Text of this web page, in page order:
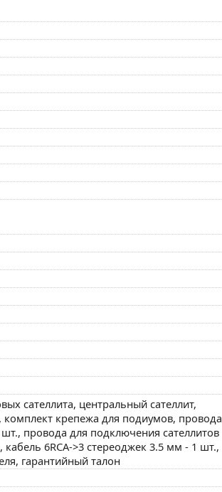
сателлита, центральный сателлит,
крепежа для подиумов, провода
провода для подключения сателлитов
6RCA->3 стереоджек 3.5 мм - 1 шт.,
гарантийный талон